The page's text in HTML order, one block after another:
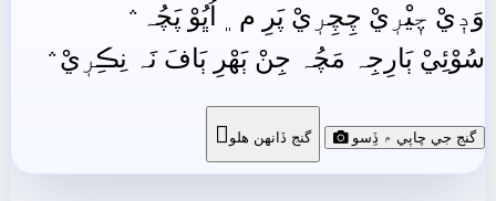
وَڊٖيْ چٖيْرٖيْ چِچِرٖيْ پَرِ م﮼ اُڀُوْ پَچُہ﮶
سُوْئِيْ ٻَارِجِہ مَچُہ جِنْ ٻَھْرِ ٻَافَ نَہ نِڪِرٖيْ﮶
گنج جي ڇاپي ۾ ڏِسو گنج ڏانھن ھلو 